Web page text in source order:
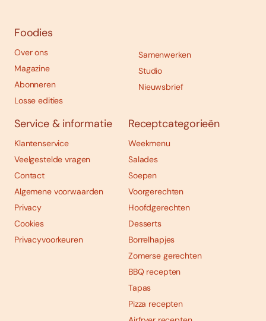
Foodies
Over ons
Magazine
Abonneren
Losse edities
Samenwerken
Studio
Nieuwsbrief
Service & informatie
Klantenservice
Veelgestelde vragen
Contact
Algemene voorwaarden
Privacy
Cookies
Privacyvoorkeuren
Receptcategorieën
Weekmenu
Salades
Soepen
Voorgerechten
Hoofdgerechten
Desserts
Borrelhapjes
Zomerse gerechten
BBQ recepten
Tapas
Pizza recepten